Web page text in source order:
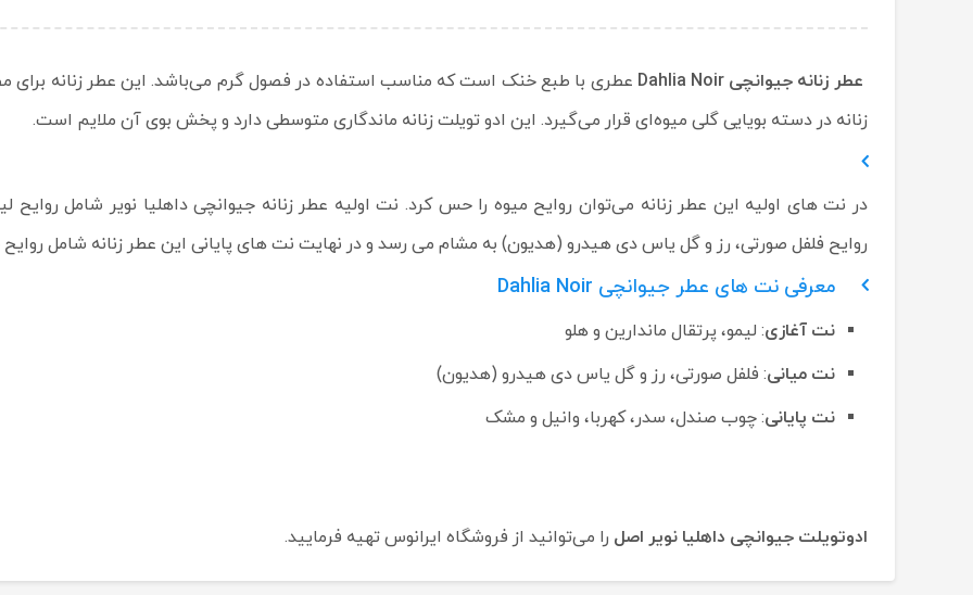
عطر زنانه جیوانچی Dahlia Noir
عطری با طبع خنک است که مناسب استفاده در فصول گرم می‌باشد. این عطر زنانه برای
زنانه در دسته بویایی گلی میوه‌ای قرار می‌گیرد. این ادو تویلت زنانه ماندگاری متوسطی دارد و پخش بوی آن ملایم است.
در نت های اولیه این عطر زنانه می‌توان روایح میوه را حس کرد. نت اولیه عطر زنانه جیوانچی داهلیا نویر شامل روایح
روایح فلفل صورتی، رز و گل یاس دی هیدرو (هدیون) به مشام می رسد و در نهایت نت های پایانی این عطر زنانه شامل
معرفی نت های عطر جیوانچی Dahlia Noir
نت آغازی: لیمو، پرتقال ماندارین و هلو
نت میانی: فلفل صورتی، رز و گل یاس دی هیدرو (هدیون)
نت پایانی: چوب صندل، سدر، کهربا، وانیل و مشک
ادوتویلت جیوانچی داهلیا نویر اصل را می‌توانید از فروشگاه ایرانوس تهیه فرمایید.